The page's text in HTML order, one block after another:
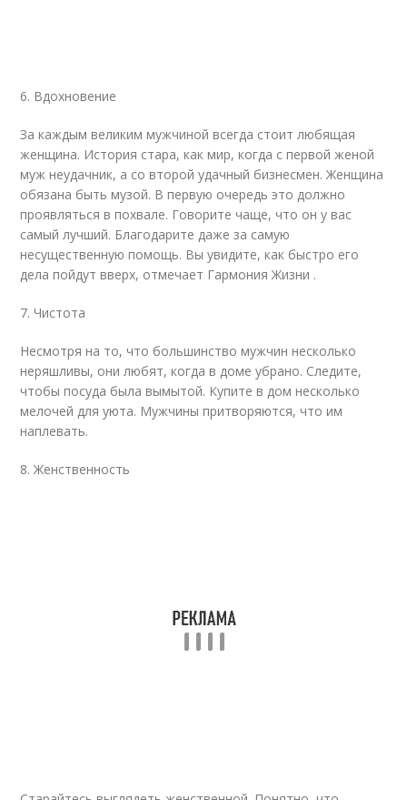
6. Вдохновение
За каждым великим мужчиной всегда стоит любящая
женщина. История стара, как мир, когда с первой женой
муж неудачник, а со второй удачный бизнесмен. Женщина
обязана быть музой. В первую очередь это должно
проявляться в похвале. Говорите чаще, что он у вас
самый лучший. Благодарите даже за самую
несущественную помощь. Вы увидите, как быстро его
дела пойдут вверх, отмечает Гармония Жизни .
7. Чистота
Несмотря на то, что большинство мужчин несколько
неряшливы, они любят, когда в доме убрано. Следите,
чтобы посуда была вымытой. Купите в дом несколько
мелочей для уюта. Мужчины притворяются, что им
наплевать.
8. Женственность